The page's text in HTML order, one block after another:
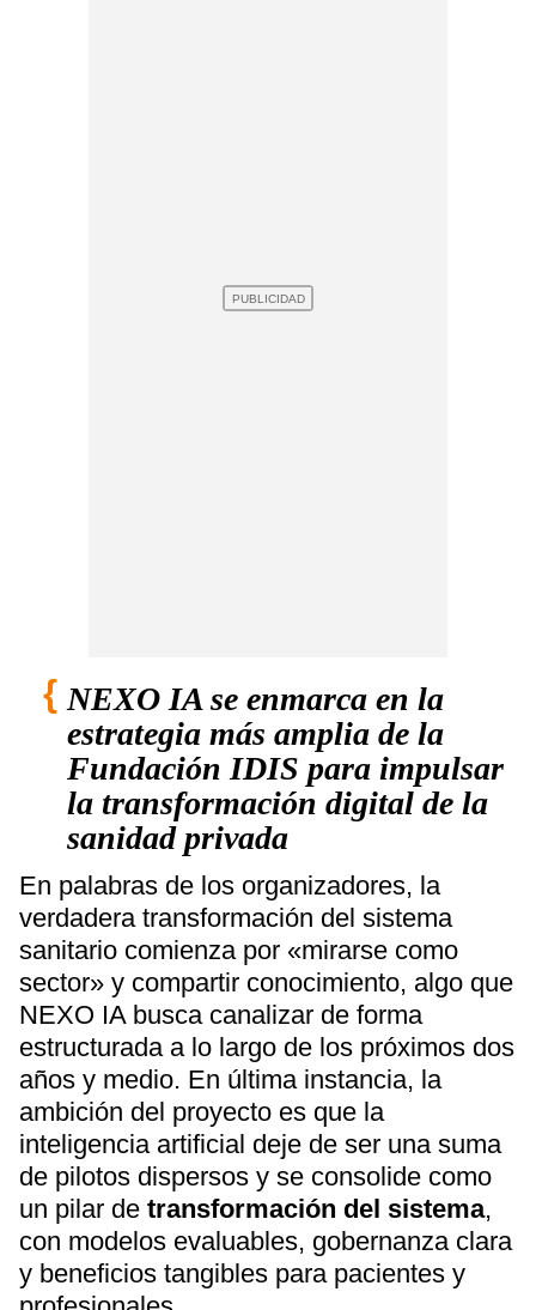
NEXO IA se enmarca en la
estrategia más amplia de la
Fundación IDIS para impulsar
la transformación digital de la
sanidad privada
En palabras de los organizadores, la
verdadera transformación del sistema
sanitario comienza por «mirarse como
sector» y compartir conocimiento, algo que
NEXO IA busca canalizar de forma
estructurada a lo largo de los próximos dos
años y medio. En última instancia, la
ambición del proyecto es que la
inteligencia artificial deje de ser una suma
de pilotos dispersos y se consolide como
un pilar de transformación del sistema,
con modelos evaluables, gobernanza clara
y beneficios tangibles para pacientes y